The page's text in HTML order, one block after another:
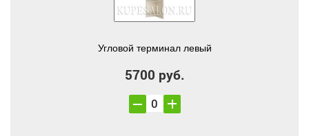
Угловой терминал левый
5700 руб.